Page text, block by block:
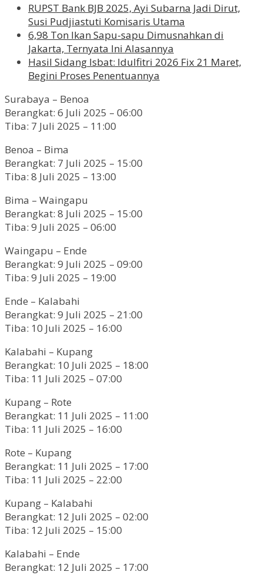
RUPST Bank BJB 2025, Ayi Subarna Jadi Dirut,
Susi Pudjiastuti Komisaris Utama
6,98 Ton Ikan Sapu-sapu Dimusnahkan di
Jakarta, Ternyata Ini Alasannya
Hasil Sidang Isbat: Idulfitri 2026 Fix 21 Maret,
Begini Proses Penentuannya
Surabaya – Benoa
Berangkat: 6 Juli 2025 – 06:00
Tiba: 7 Juli 2025 – 11:00
Benoa – Bima
Berangkat: 7 Juli 2025 – 15:00
Tiba: 8 Juli 2025 – 13:00
Bima – Waingapu
Berangkat: 8 Juli 2025 – 15:00
Tiba: 9 Juli 2025 – 06:00
Waingapu – Ende
Berangkat: 9 Juli 2025 – 09:00
Tiba: 9 Juli 2025 – 19:00
Ende – Kalabahi
Berangkat: 9 Juli 2025 – 21:00
Tiba: 10 Juli 2025 – 16:00
Kalabahi – Kupang
Berangkat: 10 Juli 2025 – 18:00
Tiba: 11 Juli 2025 – 07:00
Kupang – Rote
Berangkat: 11 Juli 2025 – 11:00
Tiba: 11 Juli 2025 – 16:00
Rote – Kupang
Berangkat: 11 Juli 2025 – 17:00
Tiba: 11 Juli 2025 – 22:00
Kupang – Kalabahi
Berangkat: 12 Juli 2025 – 02:00
Tiba: 12 Juli 2025 – 15:00
Kalabahi – Ende
Berangkat: 12 Juli 2025 – 17:00